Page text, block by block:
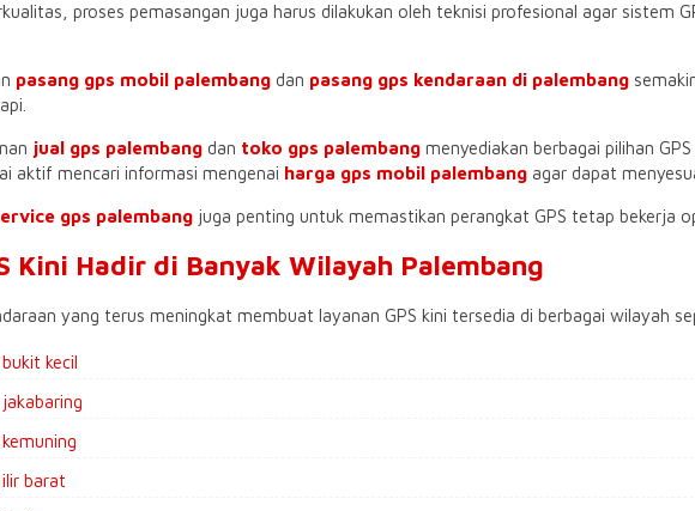
proses pemasangan juga harus dilakukan oleh teknisi profesional agar sistem
pasang gps mobil palembang dan pasang gps kendaraan di palembang
jual gps palembang dan toko gps palembang menyediakan berbagai pilihan
aktif mencari informasi mengenai harga gps mobil palembang agar dapat
gps palembang juga penting untuk memastikan perangkat GPS tetap bekerja
Kini Hadir di Banyak Wilayah Palembang
yang terus meningkat membuat layanan GPS kini tersedia di berbagai wilayah
kecil
barat